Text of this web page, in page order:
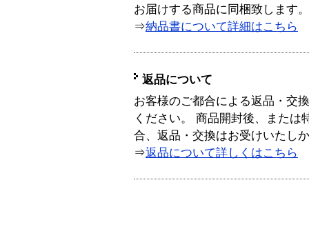
お届けする商品に同梱致します。
⇒納品書について詳細はこちら
返品について
お客様のご都合による返品・交
ください。 商品開封後、または
合、返品・交換はお受けいたし
⇒返品について詳しくはこちら